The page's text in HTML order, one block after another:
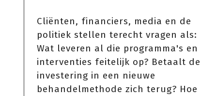
Cliënten, financiers, media en de
politiek stellen terecht vragen als:
Wat leveren al die programma's en
interventies feitelijk op? Betaalt de
investering in een nieuwe
behandelmethode zich terug? Hoe